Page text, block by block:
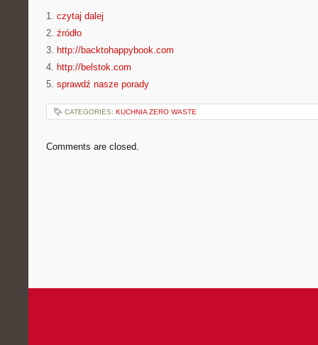
1. czytaj dalej
2. źródło
3. http://backtohappybook.com
4. http://belstok.com
5. sprawdź nasze porady
CATEGORIES: KUCHNIA ZERO WASTE
Comments are closed.